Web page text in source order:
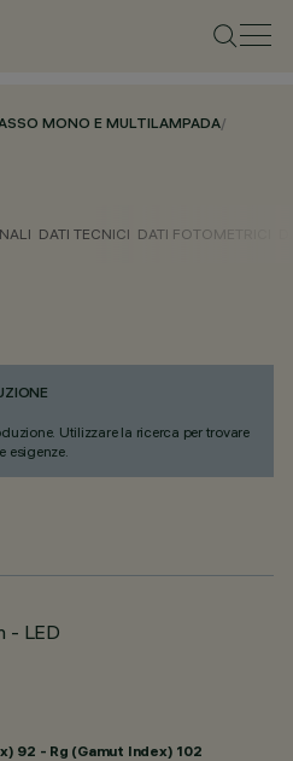
MONO E MULTILAMPADA/
DATI TECNICI DATI FOTOMETRICI
Utilizzare la ricerca per trovare
esigenze.
- LED
92 - Rg (Gamut Index) 102